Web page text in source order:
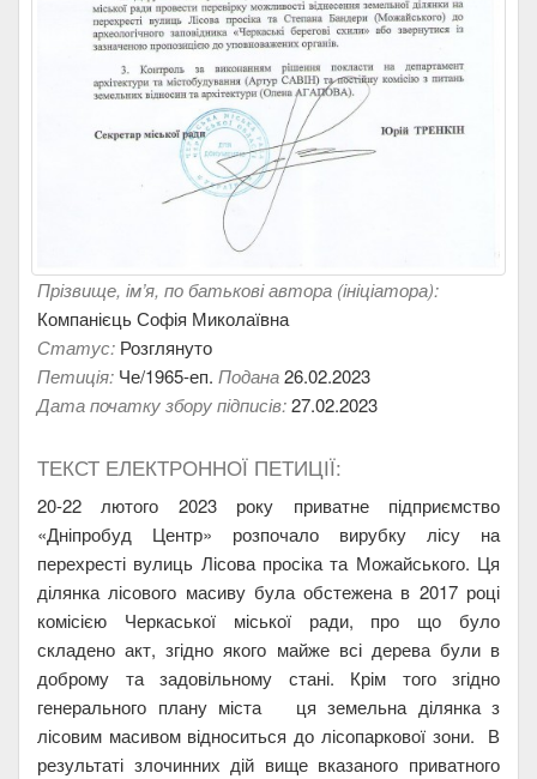
Прізвище, ім’я, по батькові автора (ініціатора):
Компанієць Софія Миколаївна
Статус: Розглянуто
Петиція: Че/1965-еп. Подана26.02.2023
Дата початку збору підписів:27.02.2023
ТЕКСТ ЕЛЕКТРОННОЇ ПЕТИЦІЇ:
20-22 лютого 2023 року приватне підприємство
«Дніпробуд Центр» розпочало вирубку лісу на
перехресті вулиць Лісова просіка та Можайського. Ця
ділянка лісового масиву була обстежена в 2017 році
комісією Черкаської міської ради, про що було
складено акт, згідно якого майже всі дерева були в
доброму та задовільному стані. Крім того згідно
генерального плану міста ця земельна ділянка з
лісовим масивом відноситься до лісопаркової зони. В
результаті злочинних дій вище вказаного приватного